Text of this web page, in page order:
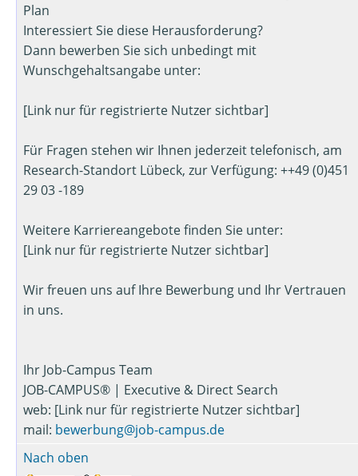
Plan
Interessiert Sie diese Herausforderung?
Dann bewerben Sie sich unbedingt mit
Wunschgehaltsangabe unter:
[Link nur für registrierte Nutzer sichtbar]
Für Fragen stehen wir Ihnen jederzeit telefonisch, am
Research-Standort Lübeck, zur Verfügung: ++49 (0)451
29 03 -189
Weitere Karriereangebote finden Sie unter:
[Link nur für registrierte Nutzer sichtbar]
Wir freuen uns auf Ihre Bewerbung und Ihr Vertrauen
in uns.
Ihr Job-Campus Team
JOB-CAMPUS® | Executive & Direct Search
web: [Link nur für registrierte Nutzer sichtbar]
mail: bewerbung@job-campus.de
Nach oben